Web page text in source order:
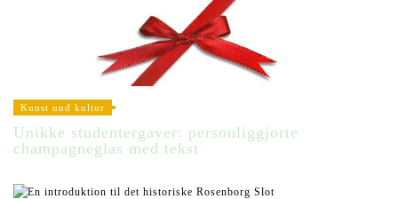
Kunst und kultur
Unikke studentergaver: personliggjorte
champagneglas med tekst